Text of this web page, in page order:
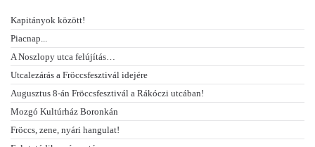
Kapitányok között!
Piacnap...
A Noszlopy utca felújítás…
Utcalezárás a Fröccsfesztivál idejére
Augusztus 8-án Fröccsfesztivál a Rákóczi utcában!
Mozgó Kultúrház Boronkán
Fröccs, zene, nyári hangulat!